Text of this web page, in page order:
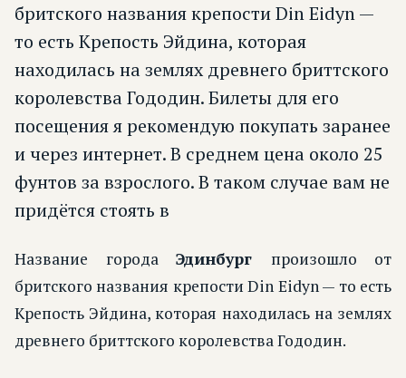
бритского названия крепости Din Eidyn —
то есть Крепость Эйдина, которая
находилась на землях древнего бриттского
королевства Гододин. Билеты для его
посещения я рекомендую покупать заранее
и через интернет. В среднем цена около 25
фунтов за взрослого. В таком случае вам не
придётся стоять в
Название города Эдинбург произошло от
бритского названия крепости Din Eidyn — то есть
Крепость Эйдина, которая находилась на землях
древнего бриттского королевства Гододин.